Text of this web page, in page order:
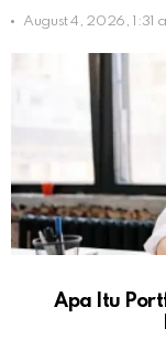
August 4, 2026, 1:31
Apa Itu